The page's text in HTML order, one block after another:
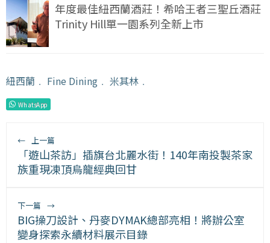
年度最佳紐西蘭酒莊！希哈王者三聖丘酒莊
Trinity Hill單一園系列全新上市
紐西蘭 ﹒ Fine Dining ﹒ 米其林 ﹒
WhatsApp
← 上一篇
「遊山茶訪」插旗台北麗水街！140年南投製茶家
族重現凍頂烏龍經典回甘
下一篇 →
BIG操刀設計、丹麥DYMAK總部亮相！將辦公室
變身探索永續材料展示目錄